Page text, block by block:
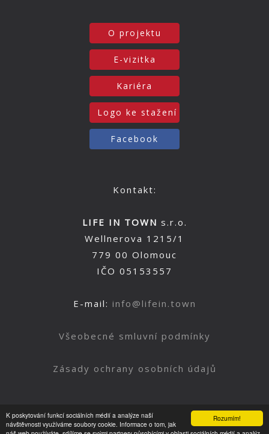
Rozumím!
K poskytování funkcí sociálních médií a analýze naší
návštěvnosti využíváme soubory cookie. Informace o tom, jak
O projektu
E-vizitka
Kariéra
Logo ke stažení
Facebook
Kontakt:
LIFE IN TOWN s.r.o.
Wellnerova 1215/1
779 00 Olomouc
IČO 05153557
E-mail: info@lifein.town
Všeobecné smluvní podmínky
Zásady ochrany osobních údajů
Nahoru